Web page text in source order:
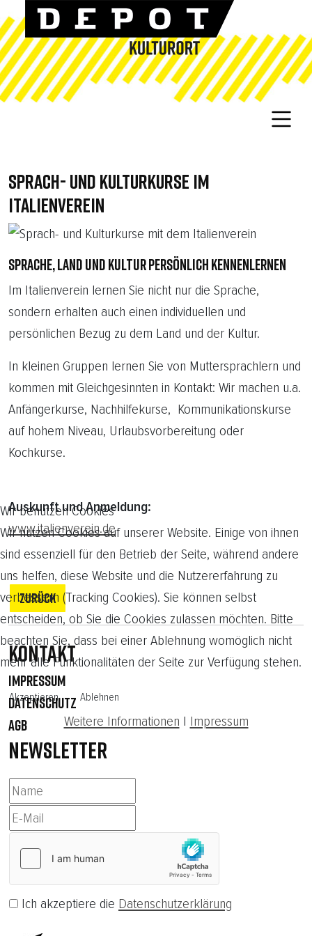
SPRACH- UND KULTURKURSE IM
ITALIENVEREIN
SPRACHE, LAND UND KULTUR PERSÖNLICH KENNENLERNEN
Im Italienverein lernen Sie nicht nur die Sprache,
sondern erhalten auch einen individuellen und
persönlichen Bezug zu dem Land und der Kultur.
In kleinen Gruppen lernen Sie von Muttersprachlern und
kommen mit Gleichgesinnten in Kontakt: Wir machen u.a.
Anfängerkurse, Nachhilfekurse, Kommunikationskurse
auf hohem Niveau, Urlaubsvorbereitung oder
Kochkurse.
Auskunft und Anmeldung:
www.italienverein.de
ZURÜCK
Kontakt
IMPRESSUM
DATENSCHUTZ
AGB
NEWSLETTER
Ich akzeptiere die Datenschutzerklärung
Wir benutzen Cookies
Wir nutzen Cookies auf unserer Website. Einige von ihnen
sind essenziell für den Betrieb der Seite, während andere
uns helfen, diese Website und die Nutzererfahrung zu
verbessern (Tracking Cookies). Sie können selbst
entscheiden, ob Sie die Cookies zulassen möchten. Bitte
beachten Sie, dass bei einer Ablehnung womöglich nicht
mehr alle Funktionalitäten der Seite zur Verfügung stehen.
Akzeptieren Ablehnen
Weitere Informationen | Impressum